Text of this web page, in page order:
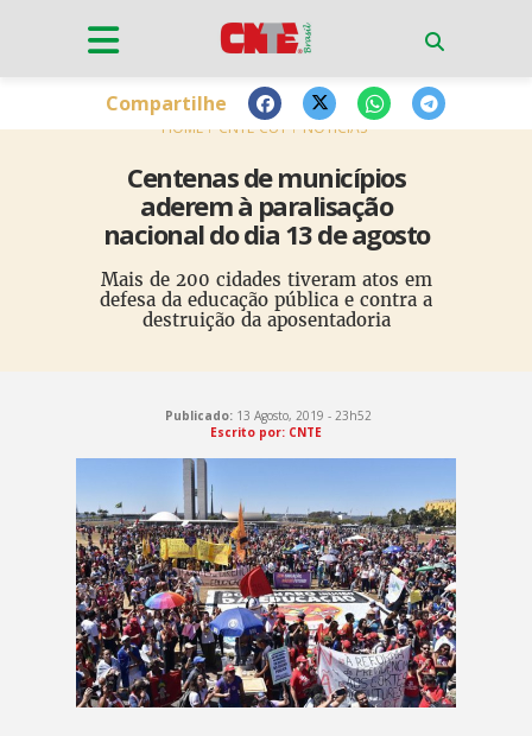
HOME CNTE-CUT NOTÍCIAS
Centenas de municípios
aderem à paralisação
nacional do dia 13 de agosto
Mais de 200 cidades tiveram atos em
defesa da educação pública e contra a
destruição da aposentadoria
Compartilhe
Publicado:13 Agosto, 2019 - 23h52
Escrito por: CNTE